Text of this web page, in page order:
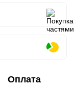
Оплата